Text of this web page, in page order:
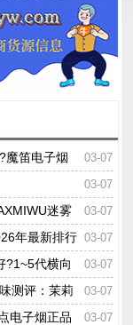
03-07
魔笛电子烟
03-07
03-07
迷雾
03-07
年最新排行
03-07
?1~5代横向
03-07
测评：茉莉
03-07
电子烟正品